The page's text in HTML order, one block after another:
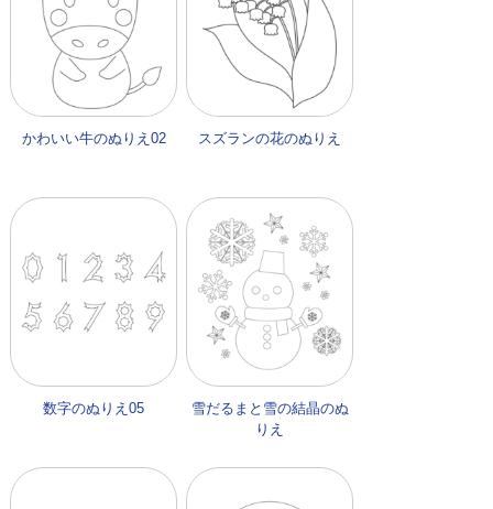
かわいい牛のぬりえ02 スズランの花のぬりえ
数字のぬりえ05
雪だるまと雪の結晶のぬ
りえ